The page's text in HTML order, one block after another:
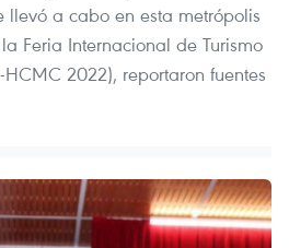
llevó a cabo en esta metrópolis
Feria Internacional de Turismo
2022), reportaron fuentes